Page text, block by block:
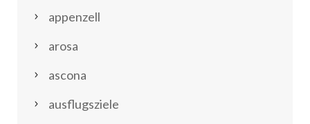
appenzell
arosa
ascona
ausflugsziele